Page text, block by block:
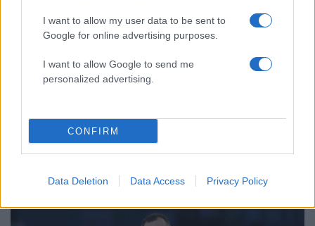
I want to allow my user data to be sent to
Google for online advertising purposes.
I want to allow Google to send me
personalized advertising.
CONFIRM
Data Deletion Data Access Privacy Policy
Από τα διοικητικά της ΑΕΚ στην πολιτική
σκηνή
συνεχίζει τις ολιγοήμερες διακοπές του –
Πού βρέθηκε το Σάββατο
Αθλητικά:
Περισσότερα άρθρα